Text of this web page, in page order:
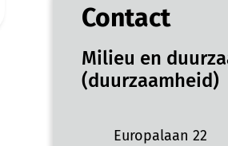
Contact
Milieu en
(duurzaamheid)
AdresEuropalaan 22